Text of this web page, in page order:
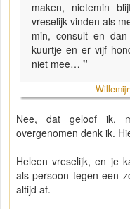
maken, nietemin
vreselijk vinden als
min, consult en
kuurtje en er vijf
niet mee… "
Nee, dat geloof ik,
overgenomen denk ik.
Heleen vreselijk, en je
als persoon tegen een
altijd af.